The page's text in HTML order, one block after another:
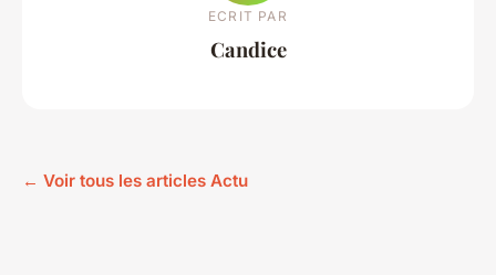
ECRIT PAR
Candice
← Voir tous les articles Actu